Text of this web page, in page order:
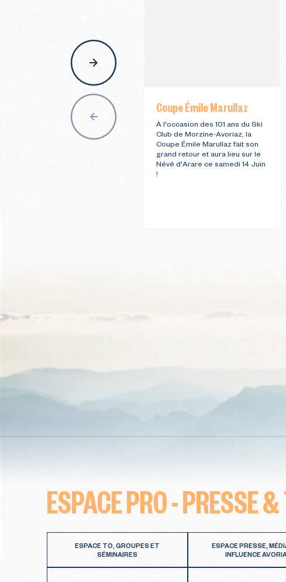
nav
Coupe Émile Marullaz
À l'occasion des 101 ans du Ski
Club de Morzine-Avoriaz, la
Coupe Émile Marullaz fait son
grand retour et aura lieu sur le
Névé d'Arare ce samedi 14 Juin
!
ESPACE PRO - PRESSE
ESPACE TO, GROUPES ET
SÉMINAIRES
ESPACE PRESSE,
INFLUENCE